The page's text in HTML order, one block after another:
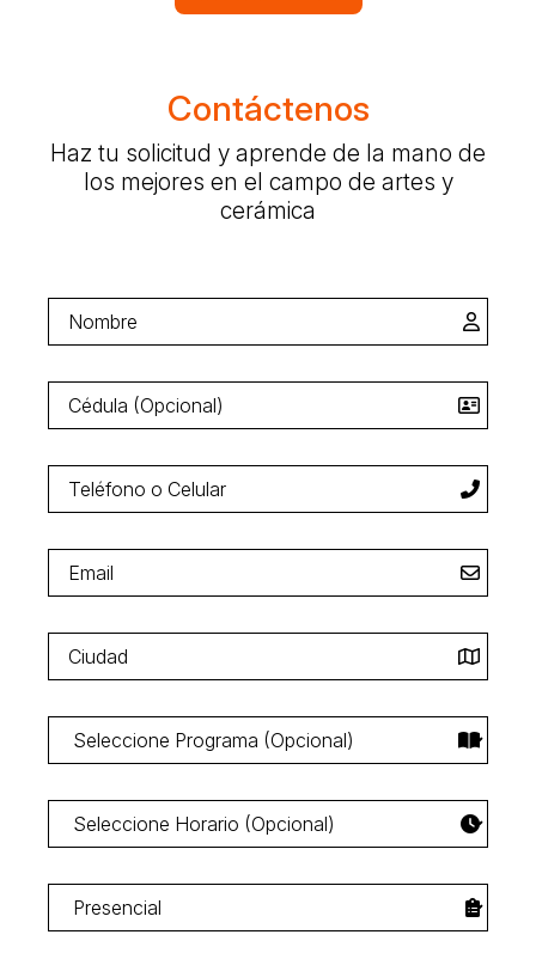
Contáctenos
Haz tu solicitud y aprende de la mano de
los mejores en el campo de artes y
cerámica